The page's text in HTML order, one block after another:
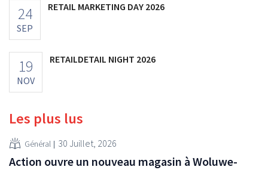
24
SEP
RETAIL MARKETING DAY 2026
19
NOV
RETAILDETAIL NIGHT 2026
Les plus lus
Général 30 Juillet, 2026
Action ouvre un nouveau magasin à Woluwe-